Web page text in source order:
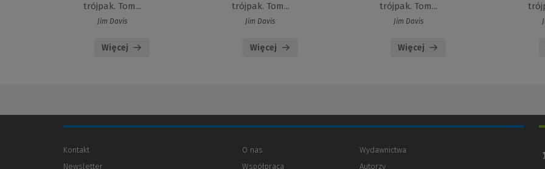
trójpak. Tom...
Jim Davis
Więcej
trójpak. Tom...
Jim Davis
Więcej
trójpak. Tom...
Jim Davis
Więcej
Kontakt
Newsletter
O nas
Współpraca
Wydawnictwa
Autorzy